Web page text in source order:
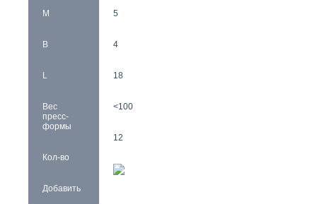
M
B
L
Вес
пресс-
формы
Кол-во
Добавить
5
4
18
<100
12